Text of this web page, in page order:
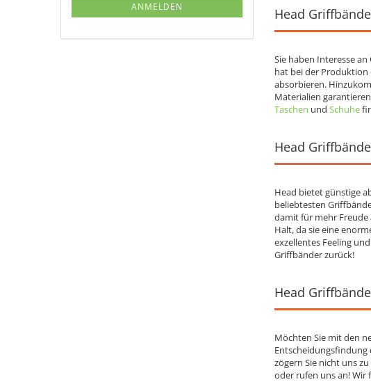
Head
Sie haben Interesse
hat bei der Produktion
absorbieren.
Materialien
Taschen und Schuhe
Head
Head bietet günstige
beliebtesten
damit für mehr Freude
Halt, da sie eine
exzellentes Feeling
Griffbänder zurück!
Head
Möchten Sie mit den
Entscheidungsfindung
zögern Sie nicht uns
oder rufen uns an! Wir
ANMELDEN